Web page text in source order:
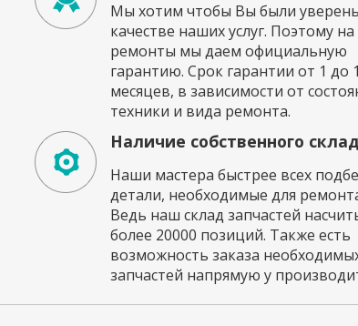
Мы хотим чтобы Вы были
качестве наших услуг. Поэтому на
ремонты мы даем официальную
гарантию. Срок гарантии от 1 до
месяцев, в зависимости от
техники и вида ремонта.
Наличие собственного
Наши мастера быстрее всех
детали, необходимые для
Ведь наш склад запчастей
более 20000 позиций. Также есть
возможность заказа
запчастей напрямую у